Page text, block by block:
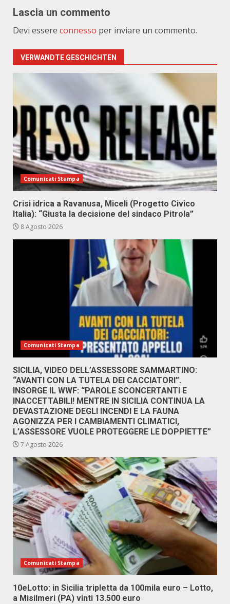
Lascia un commento
Devi essere connesso per inviare un commento.
VERWANDTE GESCHICHTEN
Comunicati Stampa
Crisi idrica a Ravanusa, Miceli (Progetto Civico
Italia): “Giusta la decisione del sindaco Pitrola”
8 Agosto 2026
Comunicati Stampa
SICILIA, VIDEO DELL’ASSESSORE SAMMARTINO:
“AVANTI CON LA TUTELA DEI CACCIATORI”.
INSORGE IL WWF: “PAROLE SCONCERTANTI E
INACCETTABILI! MENTRE IN SICILIA CONTINUA LA
DEVASTAZIONE DEGLI INCENDI E LA FAUNA
AGONIZZA PER I CAMBIAMENTI CLIMATICI,
L’ASSESSORE VUOLE PROTEGGERE LE DOPPIETTE”
7 Agosto 2026
Comunicati Stampa
10eLotto: in Sicilia tripletta da 100mila euro – Lotto,
a Misilmeri (PA) vinti 13.500 euro